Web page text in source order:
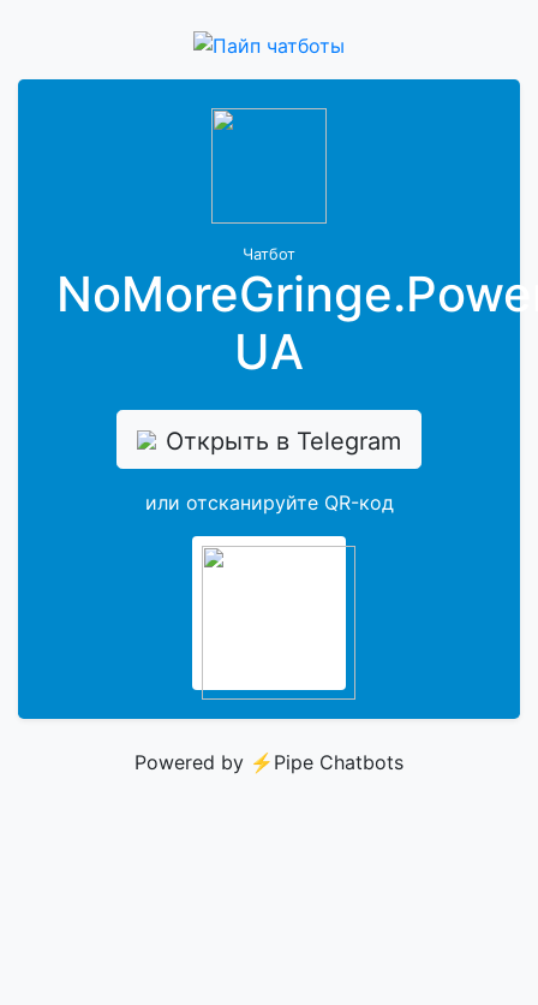
Чатбот
UA
Открыть в Telegram
или отсканируйте QR-код
Powered by ⚡️ Pipe Chatbots